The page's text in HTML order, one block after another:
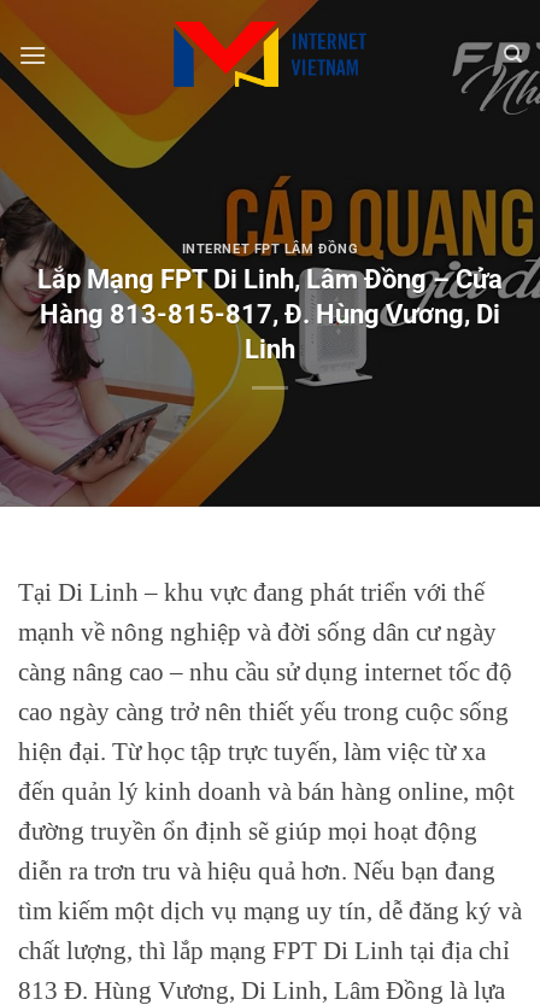
đến
nội
dung
INTERNET FPT LÂM ĐỒNG
Lắp Mạng FPT Di Linh, Lâm Đồng – Cửa
Hàng 813-815-817, Đ. Hùng Vương, Di
Linh
Tại Di Linh – khu vực đang phát triển với thế
mạnh về nông nghiệp và đời sống dân cư ngày
càng nâng cao – nhu cầu sử dụng internet tốc độ
cao ngày càng trở nên thiết yếu trong cuộc sống
hiện đại. Từ học tập trực tuyến, làm việc từ xa
đến quản lý kinh doanh và bán hàng online, một
đường truyền ổn định sẽ giúp mọi hoạt động
diễn ra trơn tru và hiệu quả hơn. Nếu bạn đang
tìm kiếm một dịch vụ mạng uy tín, dễ đăng ký và
chất lượng, thì lắp mạng FPT Di Linh tại địa chỉ
813 Đ. Hùng Vương, Di Linh, Lâm Đồng là lựa